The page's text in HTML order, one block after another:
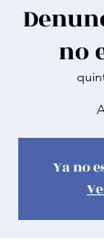
no
Ya no